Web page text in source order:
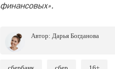
финансовых».
Автор: Дарья Богданова